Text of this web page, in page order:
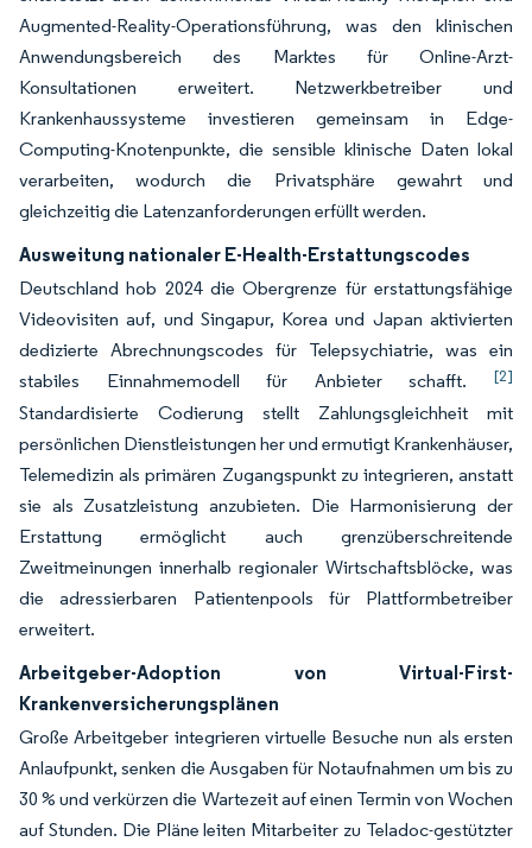
Augmented-Reality-Operationsführung, was den klinischen
Anwendungsbereich des Marktes für Online-Arzt-
Konsultationen erweitert. Netzwerkbetreiber und
Krankenhaussysteme investieren gemeinsam in Edge-
Computing-Knotenpunkte, die sensible klinische Daten lokal
verarbeiten, wodurch die Privatsphäre gewahrt und
gleichzeitig die Latenzanforderungen erfüllt werden.
Ausweitung nationaler E-Health-Erstattungscodes
Deutschland hob 2024 die Obergrenze für erstattungsfähige
Videovisiten auf, und Singapur, Korea und Japan aktivierten
dedizierte Abrechnungscodes für Telepsychiatrie, was ein
stabiles Einnahmemodell für Anbieter schafft. [2]
Standardisierte Codierung stellt Zahlungsgleichheit mit
persönlichen Dienstleistungen her und ermutigt Krankenhäuser,
Telemedizin als primären Zugangspunkt zu integrieren, anstatt
sie als Zusatzleistung anzubieten. Die Harmonisierung der
Erstattung ermöglicht auch grenzüberschreitende
Zweitmeinungen innerhalb regionaler Wirtschaftsblöcke, was
die adressierbaren Patientenpools für Plattformbetreiber
erweitert.
Arbeitgeber-Adoption von Virtual-First-
Krankenversicherungsplänen
Große Arbeitgeber integrieren virtuelle Besuche nun als ersten
Anlaufpunkt, senken die Ausgaben für Notaufnahmen um bis zu
30 % und verkürzen die Wartezeit auf einen Termin von Wochen
auf Stunden. Die Pläne leiten Mitarbeiter zu Teladoc-gestützter